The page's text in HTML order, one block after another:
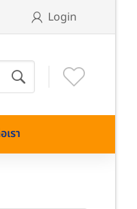
Login
เรา